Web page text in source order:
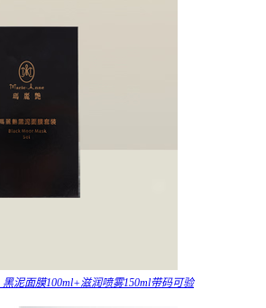
泥面膜100ml+滋润喷雾150ml带码可验